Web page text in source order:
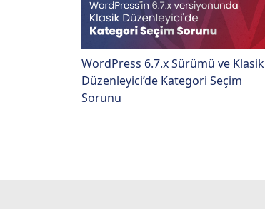
WordPress 6.7.x Sürümü ve Klasik
Düzenleyici’de Kategori Seçim
Sorunu